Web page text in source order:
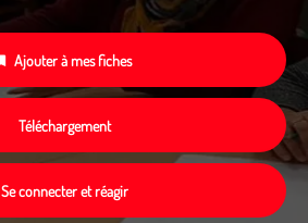
Ajouter à mes fiches
Téléchargement
Se connecter et réagir